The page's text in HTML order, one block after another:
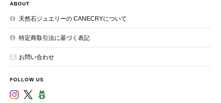
ABOUT
天然石ジュエリーの CANECRYについて
特定商取引法に基づく表記
お問い合わせ
FOLLOW US